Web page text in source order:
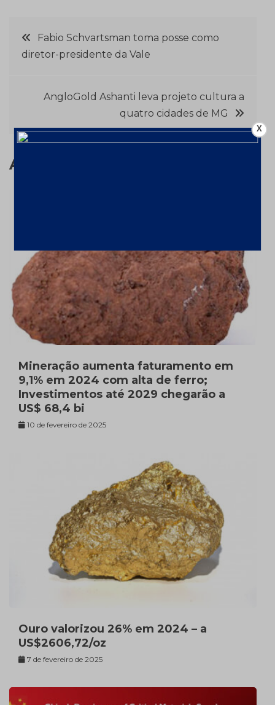
Navegação
Post
Fabio Schvartsman toma posse como
diretor-presidente da Vale
AngloGold Ashanti leva projeto cultura a
quatro cidades de MG
Assuntos relacionados
Mineração aumenta faturamento em
9,1% em 2024 com alta de ferro;
Investimentos até 2029 chegarão a
US$ 68,4 bi
10 de fevereiro de 2025
Ouro valorizou 26% em 2024 – a
US$2606,72/oz
7 de fevereiro de 2025
X